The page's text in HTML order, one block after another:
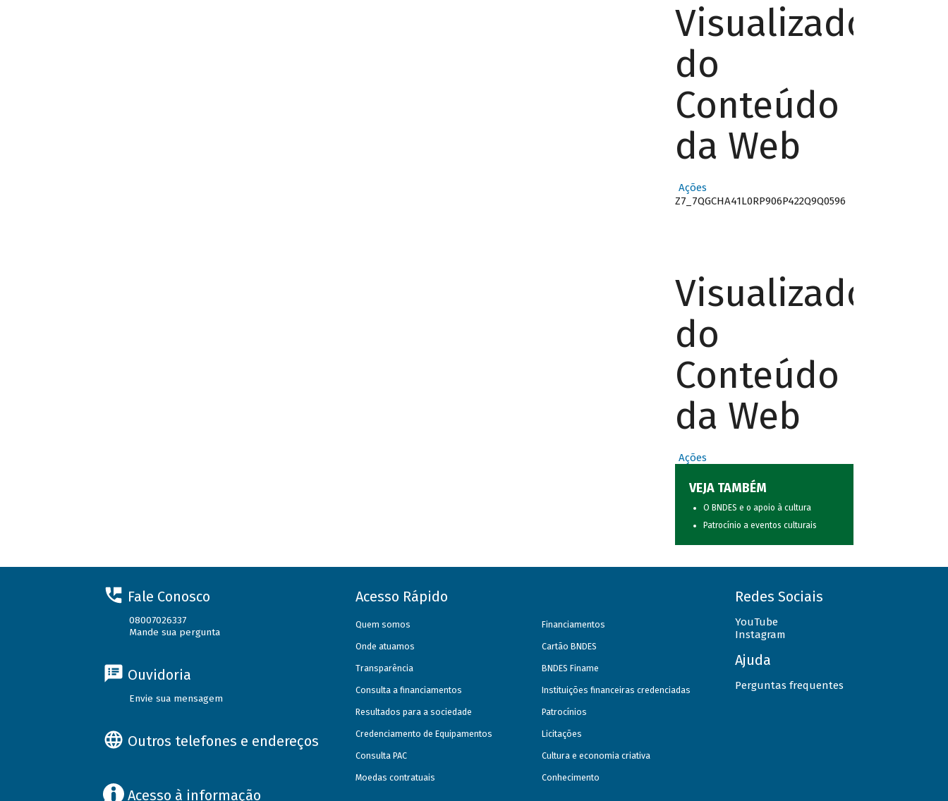
Visualizador
do
Conteúdo
da Web
Ações
Z7_7QGCHA41L0RP906P422Q9Q0596
Visualizador
do
Conteúdo
da Web
Ações
VEJA TAMBÉM
O BNDES e o apoio à cultura
Patrocínio a eventos culturais
Fale Conosco
08007026337
Mande sua pergunta
Ouvidoria
Envie sua mensagem
Outros telefones e endereços
Acesso à informação
Acesso Rápido
Quem somos
Onde atuamos
Transparência
Consulta a financiamentos
Resultados para a sociedade
Credenciamento de Equipamentos
Consulta PAC
Moedas contratuais
Financiamentos
Cartão BNDES
BNDES Finame
Instituições financeiras credenciadas
Patrocínios
Licitações
Cultura e economia criativa
Conhecimento
Redes Sociais
YouTube
Instagram
Ajuda
Perguntas frequentes